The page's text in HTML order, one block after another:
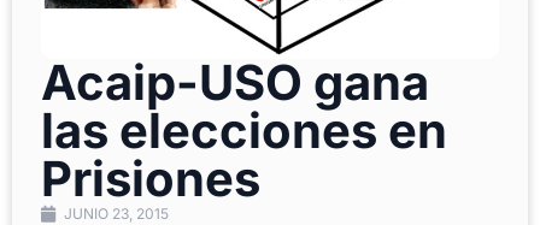
Acaip-USO gana
las elecciones en
Prisiones
JUNIO 23, 2015